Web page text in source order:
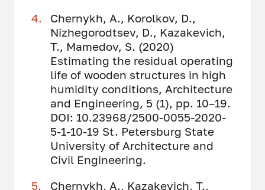
Chernykh, A., Korolkov, D.,
Nizhegorodtsev, D., Kazakevich,
T., Mamedov, S. (2020)
Estimating the residual operating
life of wooden structures in high
humidity conditions, Architecture
and Engineering, 5 (1), pp. 10–19.
DOI: 10.23968/2500-0055-2020-
5-1-10-19 St. Petersburg State
University of Architecture and
Civil Engineering.
Chernykh, A., Kazakevich, T.,